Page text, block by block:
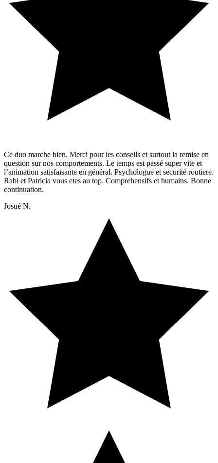
Ce duo marche bien. Merci pour les conseils et surtout la remise en
question sur nos comportements. Le temps est passé super vite et
l’animation satisfaisante en général. Psychologue et securité routiere.
Rabi et Patricia vous etes au top. Comprehensifs et humains. Bonne
continuation.
Josué N.